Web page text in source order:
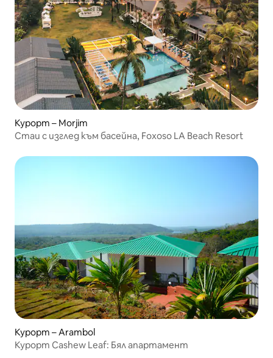
Курорт – Morjim
Стаи с изглед към басейна, Foxoso LA Beach Resort
Курорт – Arambol
Курорт Cashew Leaf: Бял апартамент